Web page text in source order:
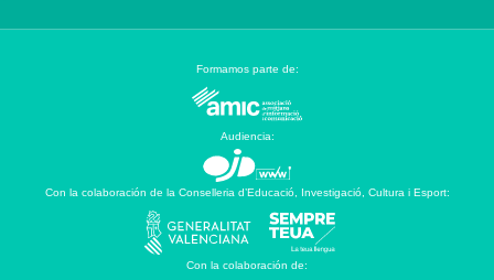
Formamos parte de:
Audiencia:
Con la colaboración de la Conselleria d’Educació, Investigació, Cultura i Esport:
Con la colaboración de: